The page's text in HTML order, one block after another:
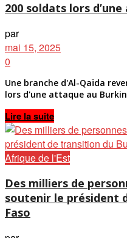
200 soldats lors
par
mai 15, 2025
0
Une branche d'Al-Qaïda
lors d'une attaque au
Lire la suiteDetails
Afrique de l'Est
Des milliers de
soutenir le président
Faso